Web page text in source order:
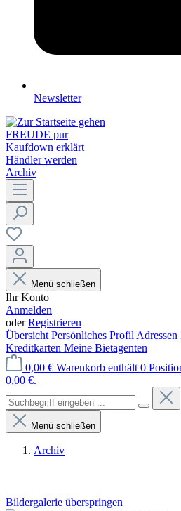
Newsletter
FREUDE pur
Kaufdown erklärt
Händler werden
Archiv
Menü schließen
Ihr Konto
Anmelden
oderRegistrieren
Übersicht Persönliches Profil Adressen
Kreditkarten Meine Bietagenten
0,00 € Warenkorb enthält 0
0,00 €.
Menü schließen
Archiv
Bildergalerie überspringen